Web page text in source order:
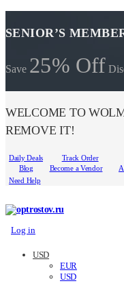
SENIOR’S
Save 25% Off
WELCOME TO
REMOVE IT!
Daily Deals
Track Order
Blog
Become a Vendor
Need Help
Log in
USD
EUR
USD